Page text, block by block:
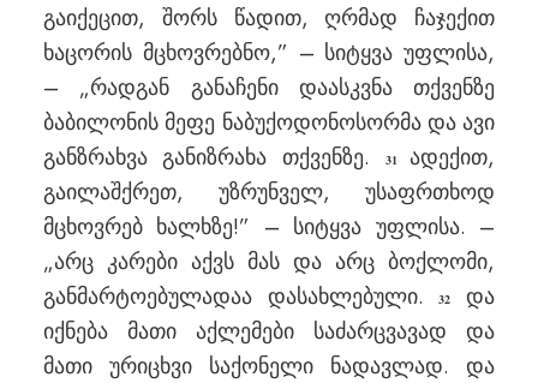
გაიქეცით, შორს წადით, ღრმად ჩაჯექით
ხაცორის მცხოვრებნო,” – სიტყვა უფლისა,
– „რადგან განაჩენი დაასკვნა თქვენზე
ბაბილონის მეფე ნაბუქოდონოსორმა და ავი
განზრახვა განიზრახა თქვენზე.
31 ადექით,
გაილაშქრეთ, უზრუნველ, უსაფრთხოდ
მცხოვრებ ხალხზე!” – სიტყვა უფლისა. –
„არც კარები აქვს მას და არც ბოქლომი,
განმარტოებულადაა დასახლებული.32
და
იქნება მათი აქლემები საძარცვავად და
მათი ურიცხვი საქონელი ნადავლად. და